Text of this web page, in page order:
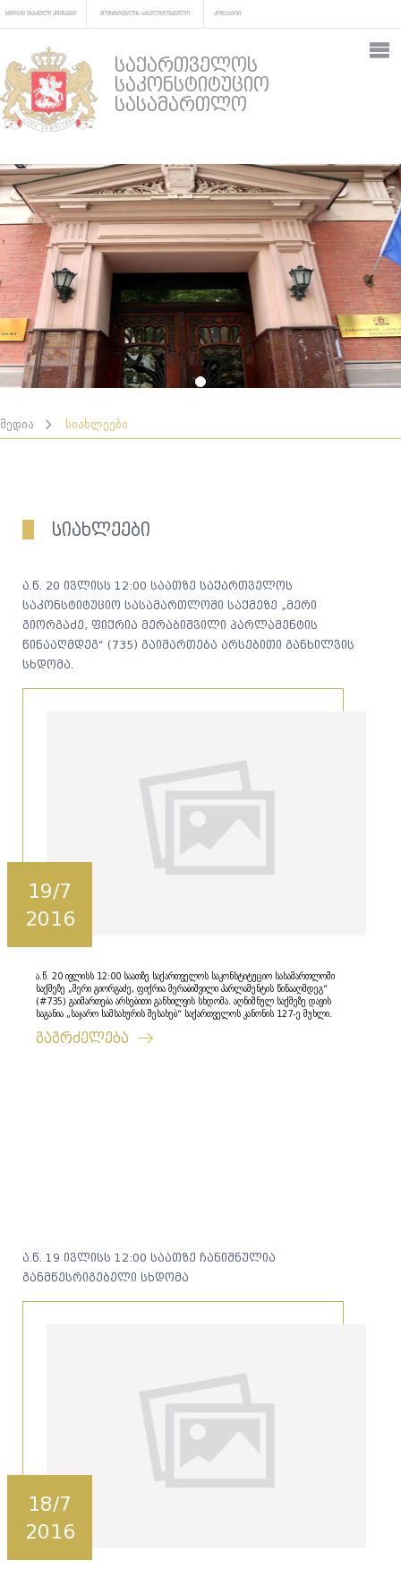
ხშირად დასმული კითხვები მომხმარებლის სახელმძღვანელო კონტაქტი
საქართველოს
საკონსტიტუციო
სასამართლო
მედია სიახლეები
სიახლეები
ა.წ. 20 ივლისს 12:00 საათზე საქართველოს
საკონსტიტუციო სასამართლოში საქმეზე „მერი
გიორგაძე, ფიქრია მერაბიშვილი პარლამენტის
წინააღმდეგ“ (735) გაიმართება არსებითი განხილვის
სხდომა.
19/7
2016
ა.წ. 20 ივლისს 12:00 საათზე საქართველოს საკონსტიტუციო სასამართლოში
საქმეზე „მერი გიორგაძე, ფიქრია მერაბიშვილი პარლამენტის წინააღმდეგ“
(#735) გაიმართება არსებითი განხილვის სხდომა. აღნიშნულ საქმეზე დავის
საგანია „საჯარო სამსახურის შესახებ“ საქართველოს კანონის 127-ე მუხლი.
გაგრძელება
ა.წ. 19 ივლისს 12:00 საათზე ჩანიშნულია
განმწესრიგებელი სხდომა
18/7
2016